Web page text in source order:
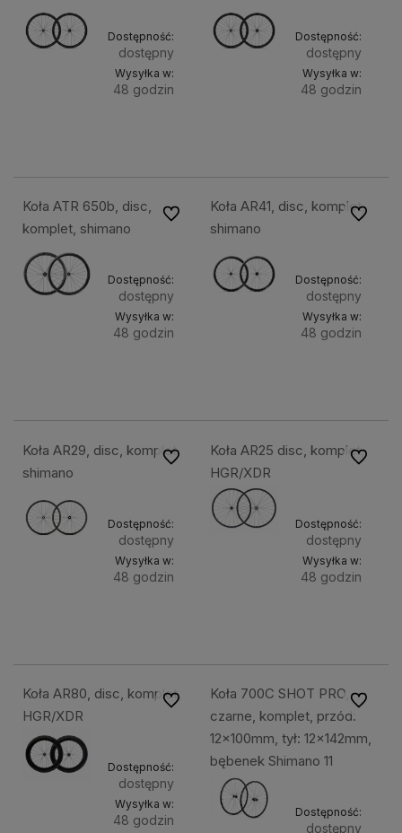
Dostępność:
dostępny
Wysyłka w:
48 godzin
Dostępność:
dostępny
Wysyłka w:
48 godzin
Koła ATR 650b, disc,
komplet, shimano
Dostępność:
dostępny
Wysyłka w:
48 godzin
Do ulubionychKoła AR41, disc, komplet,
shimano
Dostępność:
dostępny
Wysyłka w:
48 godzin
Do
Koła AR29, disc, komplet,
shimano
Dostępność:
dostępny
Wysyłka w:
48 godzin
Do ulubionychKoła AR25 disc, komplet,
HGR/XDR
Dostępność:
dostępny
Wysyłka w:
48 godzin
Do
Koła AR80, disc, komplet,
HGR/XDR
Dostępność:
dostępny
Wysyłka w:
48 godzin
Do ulubionychKoła 700C SHOT PRO,
czarne, komplet, przód:
12x100mm, tył: 12x142mm,
bębenek Shimano 11
Dostępność:
dostępny
Do